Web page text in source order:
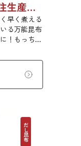
日高昆布3等 1kg 【受注生産品】03070054
早く煮える
る万能昆布
！もっちり
だし昆布